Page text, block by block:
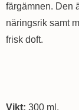
färgämnen. Den
näringsrik samt
frisk doft.
Vikt: 300 ml.